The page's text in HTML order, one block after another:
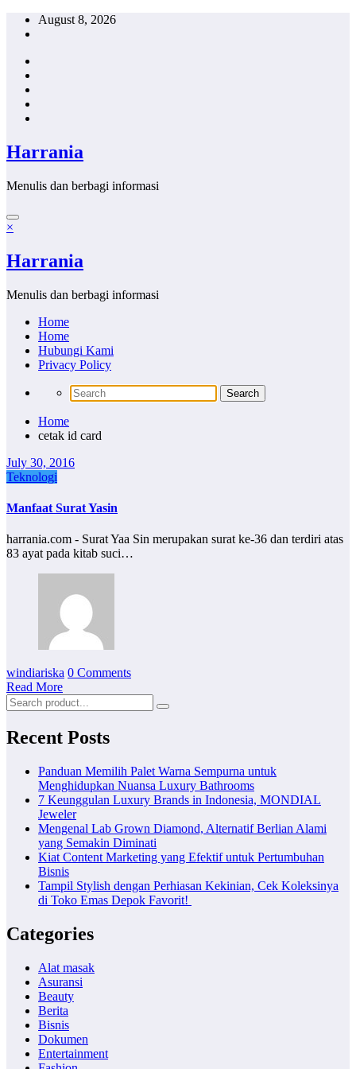
Skip
August 8, 2026
Harrania
Menulis dan berbagi informasi
×
Harrania
Menulis dan berbagi informasi
Home
Home
Hubungi Kami
Privacy Policy
Home
cetak id card
July 30, 2016
Teknologi
Manfaat Surat Yasin
harrania.com - Surat Yaa Sin merupakan surat ke-36 dan terdiri atas
83 ayat pada kitab suci…
windiariska 0 Comments
Read More
Recent Posts
Panduan Memilih Palet Warna Sempurna untuk
Menghidupkan Nuansa Luxury Bathrooms
7 Keunggulan Luxury Brands in Indonesia, MONDIAL
Jeweler
Mengenal Lab Grown Diamond, Alternatif Berlian Alami
yang Semakin Diminati
Kiat Content Marketing yang Efektif untuk Pertumbuhan
Bisnis
Tampil Stylish dengan Perhiasan Kekinian, Cek Koleksinya
di Toko Emas Depok Favorit!
Categories
Alat masak
Asuransi
Beauty
Berita
Bisnis
Dokumen
Entertainment